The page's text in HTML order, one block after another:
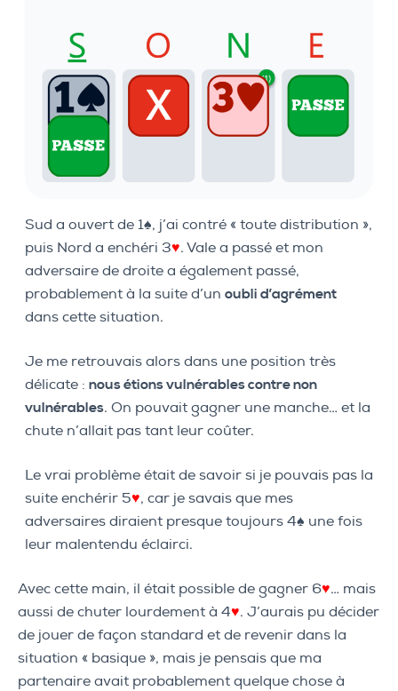
Sud a ouvert de 1♠, j’ai contré « toute distribution »,
puis Nord a enchéri 3♥. Vale a passé et mon
adversaire de droite a également passé,
probablement à la suite d’un oubli d’agrément
dans cette situation.
Je me retrouvais alors dans une position très
délicate : nous étions vulnérables contre non
vulnérables. On pouvait gagner une manche… et la
chute n’allait pas tant leur coûter.
Le vrai problème était de savoir si je pouvais pas la
suite enchérir 5♥, car je savais que mes
adversaires diraient presque toujours 4♠ une fois
leur malentendu éclairci.
Avec cette main, il était possible de gagner 6♥… mais
aussi de chuter lourdement à 4♥. J’aurais pu décider
de jouer de façon standard et de revenir dans la
situation « basique », mais je pensais que ma
partenaire avait probablement quelque chose à